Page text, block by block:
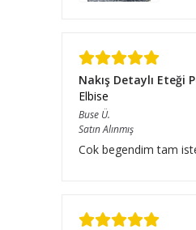
Nakış Detaylı Eteği
Elbise
Buse Ü.
Satın Alınmış
Cok begendim tam